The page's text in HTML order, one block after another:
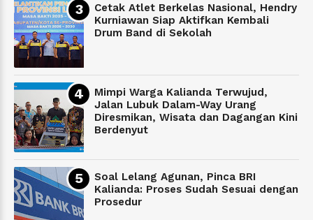
Cetak Atlet Berkelas Nasional, Hendry
Kurniawan Siap Aktifkan Kembali
Drum Band di Sekolah
Mimpi Warga Kalianda Terwujud,
Jalan Lubuk Dalam-Way Urang
Diresmikan, Wisata dan Dagangan Kini
Berdenyut
Soal Lelang Agunan, Pinca BRI
Kalianda: Proses Sudah Sesuai dengan
Prosedur